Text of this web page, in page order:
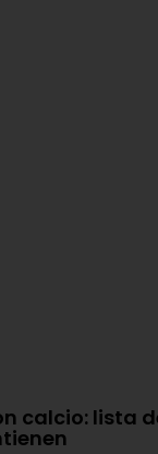
calcio: lista